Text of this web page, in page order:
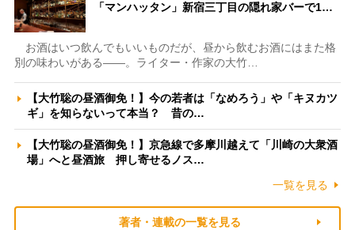
「マンハッタン」新宿三丁目の隠れ家バーで1…
お酒はいつ飲んでもいいものだが、昼から飲むお酒にはまた格
別の味わいがある――。ライター・作家の大竹…
【大竹聡の昼酒御免！】今の若者は「なめろう」や「キヌカツ
ギ」を知らないって本当？ 昔の…
【大竹聡の昼酒御免！】京急線で多摩川越えて「川崎の大衆酒
場」へと昼酒旅 押し寄せるノス…
一覧を見る
著者・連載の一覧を見る